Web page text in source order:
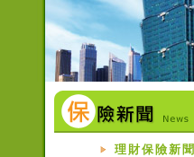
理財保險新聞